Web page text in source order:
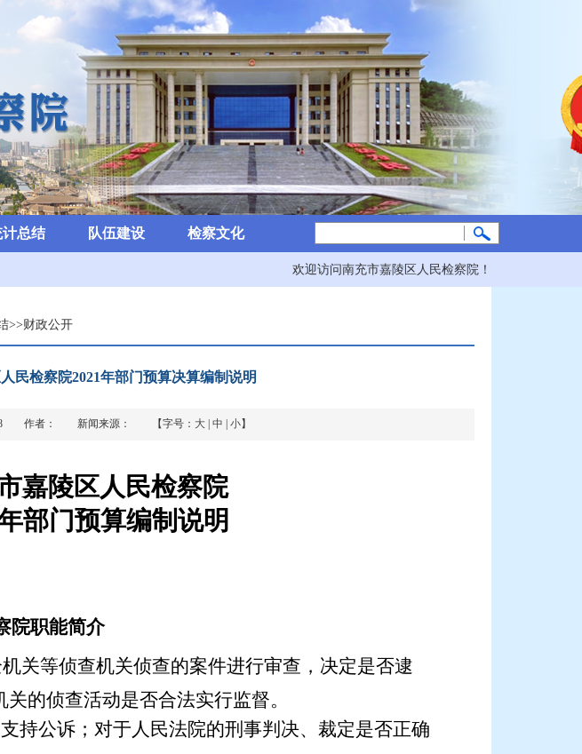
计总结 队伍建设 检察文化
欢迎访问南充市嘉陵区人民检察院！
>>财政公开
民检察院2021年部门预算决算编制说明
08 作者： 新闻来源： 【字号： 大 中 小】
嘉陵区人民检察院
部门预算编制说明
院职能简介
关等侦查机关侦查的案件进行审查，决定是否逮
的侦查活动是否合法实行监督。
持公诉；对于人民法院的刑事判决、裁定是否正确